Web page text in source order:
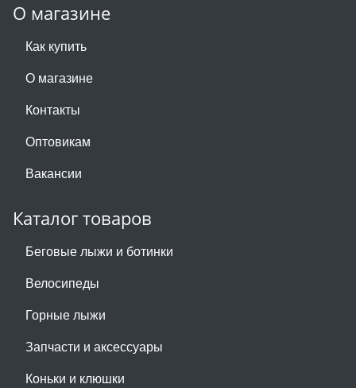
О магазине
Как купить
О магазине
Контакты
Оптовикам
Вакансии
Каталог товаров
Беговые лыжи и ботинки
Велосипеды
Горные лыжи
Запчасти и аксессуары
Коньки и клюшки